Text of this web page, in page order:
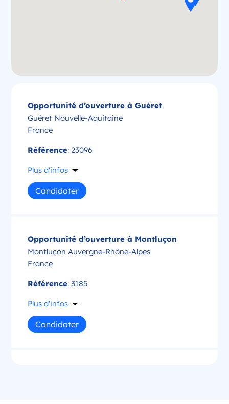
Opportunité d’ouverture à Guéret
Guéret Nouvelle-Aquitaine
France
Référence: 23096
Plus d'infos
Candidater
Opportunité d’ouverture à Montluçon
Montluçon Auvergne-Rhône-Alpes
France
Référence: 3185
Plus d'infos
Candidater